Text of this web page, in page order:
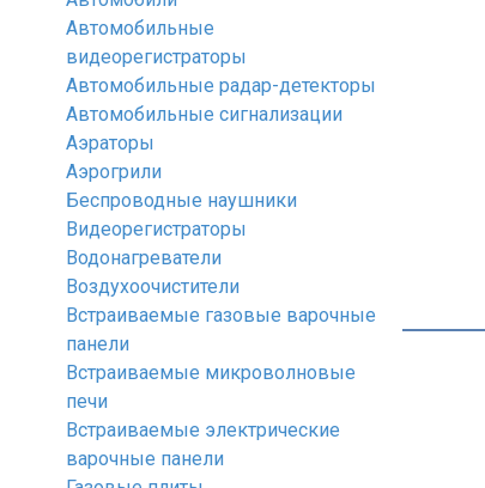
Автомобильные
видеорегистраторы
Автомобильные радар-детекторы
Автомобильные сигнализации
Аэраторы
Аэрогрили
Беспроводные наушники
Видеорегистраторы
Водонагреватели
Воздухоочистители
Встраиваемые газовые варочные
панели
Встраиваемые микроволновые
печи
Встраиваемые электрические
варочные панели